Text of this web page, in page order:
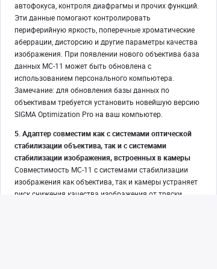
автофокуса, контроля диафрагмы и прочих функций.
Эти данные помогают контролировать
периферийную яркость, поперечные хроматические
аберрации, дисторсию и другие параметры качества
изображения. При появлении нового объектива база
данных МС-11 может быть обновлена с
использованием персонального компьютера.
Замечание: для обновления базы данных по
объективам требуется установить новейшую версию
SIGMA Optimization Pro на ваш компьютер.
5. Адаптер совместим как с системами оптической
стабилизации объектива, так и с системами
стабилизации изображения, встроенных в камеры
Совместимость МС-11 с системами стабилизации
изображения как объектива, так и камеры устраняет
риск снижения качества изображения от тряски